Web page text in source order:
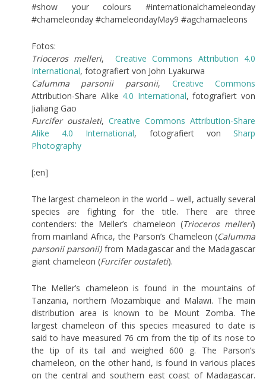
#show your colours #internationalchameleonday
#chameleonday #chameleondayMay9 #agchamaeleons
Fotos:
Trioceros melleri,Creative Commons Attribution 4.0
International, fotografiert von John Lyakurwa
Calumma parsonii parsonii, Creative Commons
Attribution-Share Alike 4.0 International, fotografiert von
Jialiang Gao
Furcifer oustaleti, Creative Commons Attribution-Share
Alike 4.0 International, fotografiert vonSharp
Photography
[:en]
The largest chameleon in the world – well, actually several
species are fighting for the title. There are three
contenders: the Meller’s chameleon (Trioceros melleri)
from mainland Africa, the Parson’s Chameleon (Calumma
parsonii parsonii)from Madagascar and the Madagascar
giant chameleon (Furcifer oustaleti).
The Meller’s chameleon is found in the mountains of
Tanzania, northern Mozambique and Malawi. The main
distribution area is known to be Mount Zomba. The
largest chameleon of this species measured to date is
said to have measured 76 cm from the tip of its nose to
the tip of its tail and weighed 600 g. The Parson’s
chameleon, on the other hand, is found in various places
on the central and southern east coast of Madagascar.